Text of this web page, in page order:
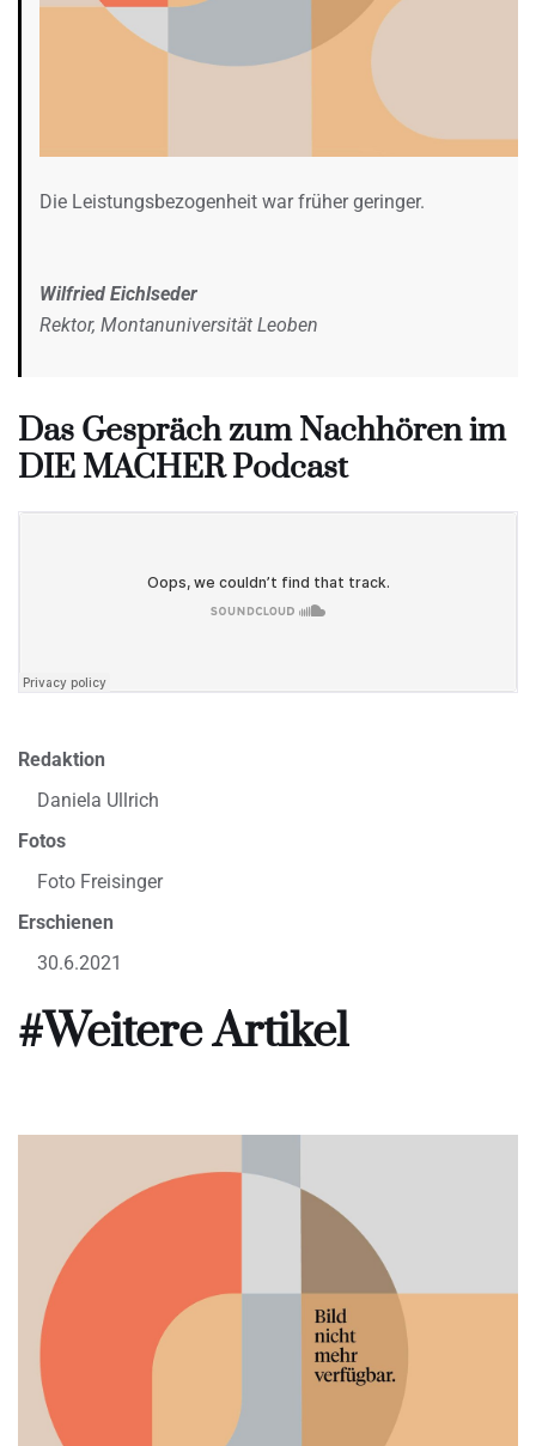
Die Leistungsbezogenheit war früher geringer.
Wilfried Eichlseder
Rektor, Montanuniversität Leoben
Das Gespräch zum Nachhören im
DIE MACHER Podcast
Redaktion
Daniela Ullrich
Fotos
Foto Freisinger
Erschienen
30.6.2021
#Weitere Artikel